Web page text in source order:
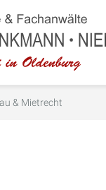
& Mietrecht